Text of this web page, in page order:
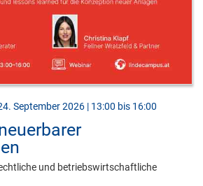
September 2026 | 13:00 bis 16:00
und betriebswirtschaftliche